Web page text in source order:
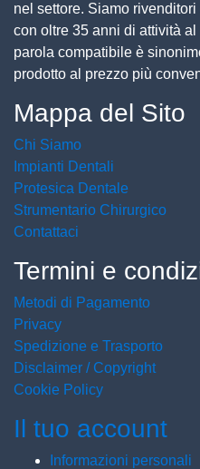
nel settore. Siamo
con oltre 35 anni di attività
parola compatibile è
prodotto al prezzo più
Mappa del Sito
Chi Siamo
Impianti Dentali
Protesica Dentale
Strumentario Chirurgico
Contattaci
Termini e
Metodi di Pagamento
Privacy
Spedizione e Trasporto
Disclaimer / Copyright
Cookie Policy
Il tuo account
Informazioni personali